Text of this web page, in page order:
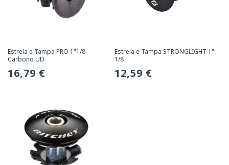
Estrela e Tampa PRO 1"1/8
Carbono UD
Preço
16,79 €
Estrela e Tampa STRONGLIGHT 1"
1/8
Preço
12,59 €